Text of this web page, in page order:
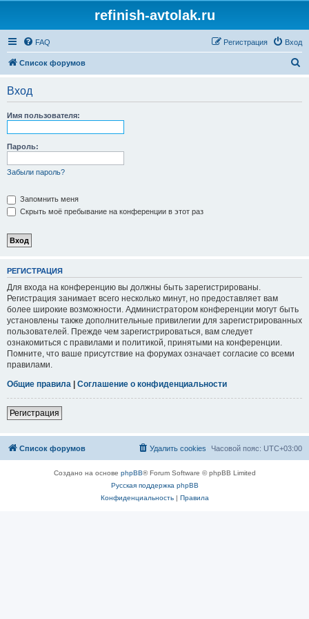
refinish-avtolak.ru
FAQ Вход
Регистрация
Список форумов
Вход
Имя пользователя:
Пароль:
Забыли пароль?
Запомнить меня
Скрыть моё пребывание на конференции в этот раз
РЕГИСТРАЦИЯ
Для входа на конференцию вы должны быть зарегистрированы.
Регистрация занимает всего несколько минут, но предоставляет вам
более широкие возможности. Администратором конференции могут быть
установлены также дополнительные привилегии для зарегистрированных
пользователей. Прежде чем зарегистрироваться, вам следует
ознакомиться с правилами и политикой, принятыми на конференции.
Помните, что ваше присутствие на форумах означает согласие со всеми
правилами.
Общие правила | Соглашение о конфиденциальности
Регистрация
Список форумов Часовой пояс: UTC+03:00
Удалить cookies
Создано на основе phpBB® Forum Software © phpBB Limited
Русская поддержка phpBB
Конфиденциальность| Правила